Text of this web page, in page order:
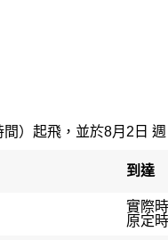
）起飛，並於8月2日
到達
實際
原定